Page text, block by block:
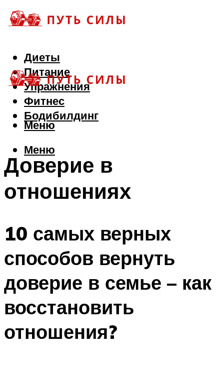
Диеты
Питание
Упражнения
Фитнес
Бодибилдинг
Меню
Меню
Доверие в
отношениях
10 самых верных
способов вернуть
доверие в семье – как
восстановить
отношения?